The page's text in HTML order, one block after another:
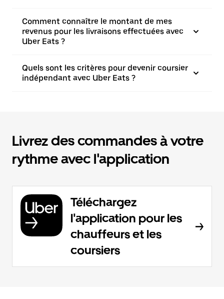
Comment connaître le montant de mes
revenus pour les livraisons effectuées avec
Uber Eats ?
Quels sont les critères pour devenir coursier
indépendant avec Uber Eats ?
Livrez des commandes à votre
rythme avec l'application
Téléchargez
l'application pour les
chauffeurs et les
coursiers